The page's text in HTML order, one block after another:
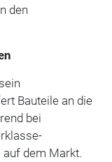
den
Bauteile an die
bei
dem Markt.